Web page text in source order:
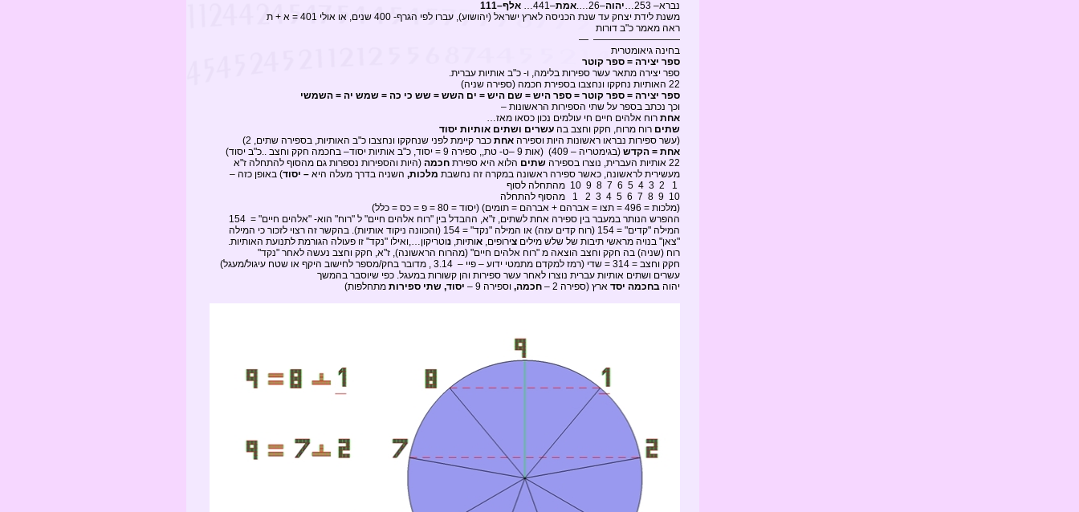
נברא– 253…
יהוה–26…. אמת–441…
אלף–111
משנת לידת יצחק עד שנת הכניסה לארץ ישראל (יהושוע), עברו לפי הגרף- 400 שנים, או אולי 401 = א + ת
ראה מאמר כ"ב דורות
————————— —
בחינה גיאומטרית
ספר יצירה = ספר קוטר
ספר יצירה מתאר עשר ספירות בלימה, ו- כ"ב אותיות עברית.
22 האותיות נחקקו ונחצבו בספירת חכמה (ספירה שניה)
ספר יצירה = ספר קוטר = ספר היש = שם היש = ים השש = שש כי כה = שמש יה = השמשי
וכך נכתב בספר על שתי הספירות הראשונות –
אחת רוח אלהים חיים חי עולמים נכון כסאו מאז…
שתים רוח מרוח, חקק וחצב בה עשרים ושתים אותיות יסוד
(עשר ספירות נבראו ראשונות היות וספירה אחת כבר קיימת לפני שנחקקו ונחצבו כ"ב האותיות, בספירה שתים, 2)
אחת = הקדש (בגימטריה – 409) (אות 9 –ט- טת,, ספירה 9 = יסוד, כ"ב אותיות יסוד– בחכמה חקק וחצב ..כ"ב יסוד)
22 אותיות העברית, נוצרו בספירה
שתים הלוא היא ספירת חכמה (היות והספירות נספרות גם מהסוף להתחלה ז"א
מעשירית לראשונה, כאשר ספירה ראשונה במקרה זה נחשבת מלכות, השניה בדרך מעלה היא – יסוד) באופן כזה –
10 9 8 7 6 5 4 3 2 1 מהסוף להתחלה
(מלכות = 496 = תצו = אברהם + אברהם = תומים) (יסוד = 80 = פ = כס = כלל)
המילה "קדים" = 154 (רוח קדים עזה) או המילה "נקד" = 154 (והכוונה ניקוד אותיות). בהקשר זה רצוי לזכור כי המילה
"צאן" בנויה מראשי תיבות של שלש מילים צירופים, אותיות, נוטריקון…,ואילו "נקד" זו פעולה הגורמת לתנועת האותיות.
רוח (שניה) בה חקק וחצב הוצאה מ "רוח אלהים חיים" (מהרוח הראשונה), ז"א, חקק וחצב נעשה לאחר "נקד"
חקק וחצב = 314 = שדי (רמז למקדם מתמטי ידוע – פיי – 3.14 , מדובר בחק/מספר לחישוב היקף או שטח עיגול/מעגל)
עשרים ושתים אותיות עברית נוצרו לאחר עשר ספירות והן קשורות במעגל. כפי שיוסבר בהמשך
יהוה בחכמה יסד ארץ (ספירה 2 – חכמה, וספירה 9 – יסוד, שתי ספירות מתחלפות)